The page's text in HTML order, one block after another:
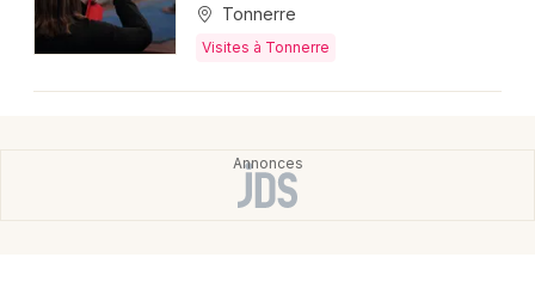
Concerts
Nice
Tonnerre
Visites à Tonnerre